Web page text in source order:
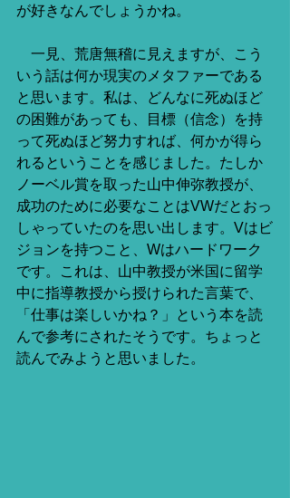
が好きなんでしょうかね。
一見、荒唐無稽に見えますが、こう
いう話は何か現実のメタファーである
と思います。私は、どんなに死ぬほど
の困難があっても、目標（信念）を持
って死ぬほど努力すれば、何かが得ら
れるということを感じました。たしか
ノーベル賞を取った山中伸弥教授が、
成功のために必要なことはVWだとおっ
しゃっていたのを思い出します。Vはビ
ジョンを持つこと、Wはハードワーク
です。これは、山中教授が米国に留学
中に指導教授から授けられた言葉で、
「仕事は楽しいかね？」という本を読
んで参考にされたそうです。ちょっと
読んでみようと思いました。